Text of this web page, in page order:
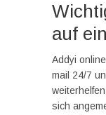
auf
Addyi
mail 24/7
sich